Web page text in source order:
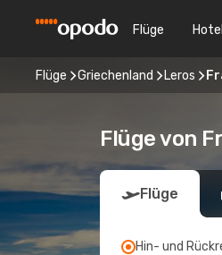
Flüge
Flüge Griechenland Leros
Flüge von
Flüge
Hin- und